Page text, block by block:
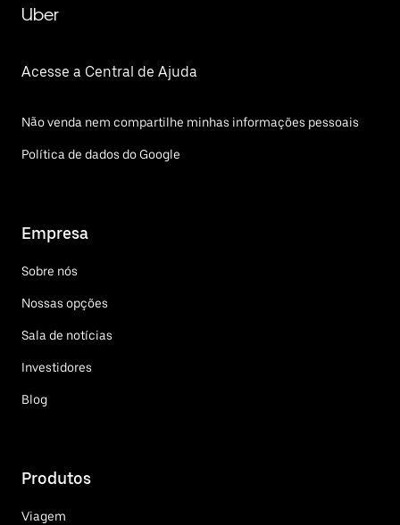
Uber
Acesse a Central de Ajuda
Não venda nem compartilhe minhas informações pessoais
Política de dados do Google
Empresa
Sobre nós
Nossas opções
Sala de notícias
Investidores
Blog
Produtos
Viagem